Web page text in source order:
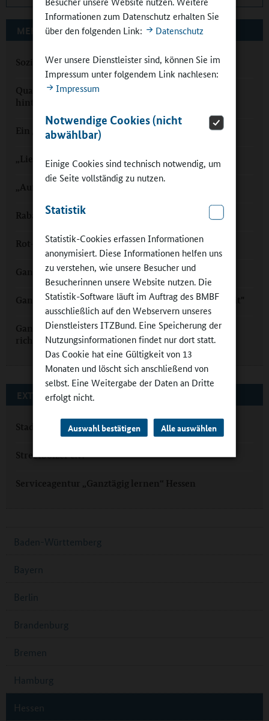
Informationen zum Datenschutz erhalten Sie
über den folgenden Link:
Datenschutz
Wer unsere Dienstleister sind, können Sie im
Impressum unter folgendem Link nachlesen:
Impressum
Notwendige Cookies (nicht
abwählbar)
Einige Cookies sind technisch notwendig, um
die Seite vollständig zu nutzen.
Statistik
Statistik-Cookies erfassen Informationen
anonymisiert. Diese Informationen helfen uns
zu verstehen, wie unsere Besucher und
Besucherinnen unsere Website nutzen. Die
Statistik-Software läuft im Auftrag des BMBF
ausschließlich auf den Webservern unseres
Dienstleisters ITZBund. Eine Speicherung der
Nutzungsinformationen findet nur dort statt.
Das Cookie hat eine Gültigkeit von 13
Monaten und löscht sich anschließend von
selbst. Eine Weitergabe der Daten an Dritte
erfolgt nicht.
Auswahl bestätigen Alle auswählen
MEHR ZUM THEMA AUF GANZTAGSSCHULEN.ORG
Soziale Beziehungen in Ganztagsschulen
Qualität im Ganztag: „Sich aus eigenem Interesse
hinterfragen“
Ein „Bunter Ball“ für Ganztagsgrundschulen
„Liebe meines Lebens“. Ganztags.
„Auf die Blaue!“ Ganztags.
Rabauken im Millerntor. Ganztags.
Rot-Weisser Ganztag
Ganztagsschulkongress Hessen: (T)Räume für mehr
Ganztagsgrundschule Schenkelsberg: "Super Lernzeit"
Ganztag im Lahn-Dill-Kreis: „Die Strukturen sind
richtig gut“
EXTERNE LINKS
Stadt Kassel: Qualität im Ganztag
Streetbolzer e.V.
Serviceagentur „Ganztägig lernen“ Hessen
Baden-Württemberg
Bayern
Berlin
Brandenburg
Bremen
Hamburg
Hessen